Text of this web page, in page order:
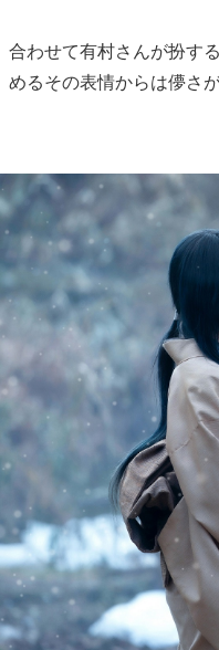
合わせて有村さんが扮す
めるその表情からは儚さ